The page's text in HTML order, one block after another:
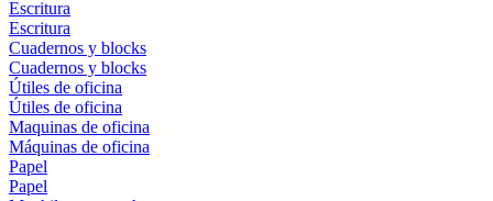
Escritura
Escritura
Cuadernos y blocks
Cuadernos y blocks
Útiles de oficina
Útiles de oficina
Maquinas de oficina
Máquinas de oficina
Papel
Papel